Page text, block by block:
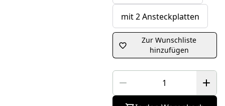
mit 2 Ansteckplatten
Zur Wunschliste
hinzufügen